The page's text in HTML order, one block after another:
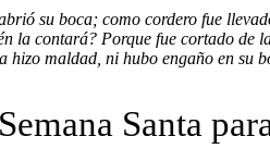
su boca; como cordero fue
la contará? Porque fue cortado de
hizo maldad, ni hubo engaño en su
Santa